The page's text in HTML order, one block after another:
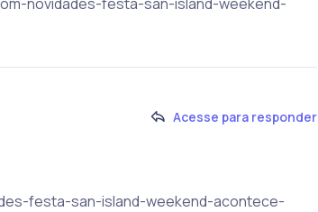
Acesse para responder
festa-san-island-weekend-acontece-